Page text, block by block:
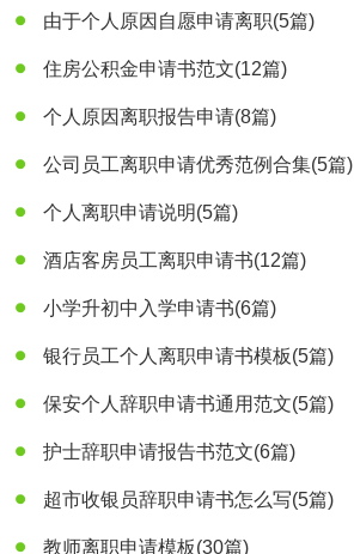
由于个人原因自愿申请离职(5篇)
住房公积金申请书范文(12篇)
个人原因离职报告申请(8篇)
公司员工离职申请优秀范例合集(5篇)
个人离职申请说明(5篇)
酒店客房员工离职申请书(12篇)
小学升初中入学申请书(6篇)
银行员工个人离职申请书模板(5篇)
保安个人辞职申请书通用范文(5篇)
护士辞职申请报告书范文(6篇)
超市收银员辞职申请书怎么写(5篇)
教师离职申请模板(30篇)